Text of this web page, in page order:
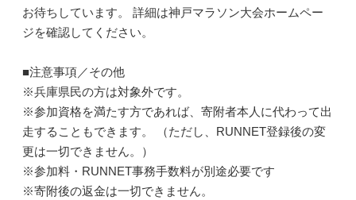
お待ちしています。 詳細は神戸マラソン大会ホームペー
ジを確認してください。
■注意事項／その他
※兵庫県民の方は対象外です。
※参加資格を満たす方であれば、寄附者本人に代わって出
走することもできます。 （ただし、RUNNET登録後の変
更は一切できません。）
※参加料・RUNNET事務手数料が別途必要です
※寄附後の返金は一切できません。